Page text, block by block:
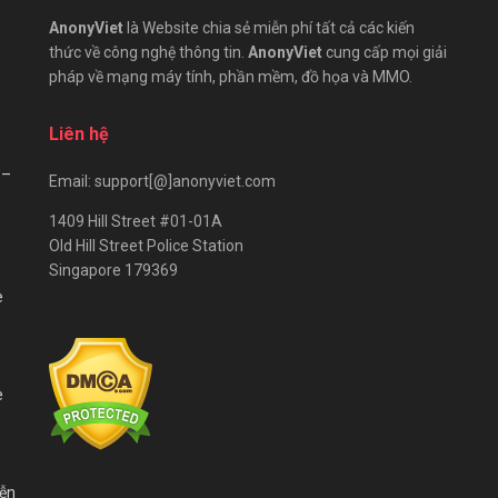
AnonyViet là Website chia sẻ miễn phí tất cả các kiến
thức về công nghệ thông tin. AnonyViet cung cấp mọi giải
pháp về mạng máy tính, phần mềm, đồ họa và MMO.
Liên hệ
Email: support[@]anonyviet.com
1409 Hill Street #01-01A
Old Hill Street Police Station
Singapore 179369